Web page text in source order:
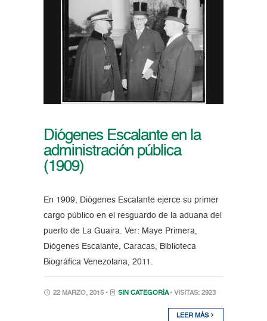
Diógenes Escalante en la
administración pública
(1909)
En 1909, Diógenes Escalante ejerce su primer
cargo público en el resguardo de la aduana del
puerto de La Guaira. Ver: Maye Primera,
Diógenes Escalante, Caracas, Biblioteca
Biográfica Venezolana, 2011.
22 MARZO, 2015 • SIN CATEGORÍA • VISITAS: 2923
LEER MÁS